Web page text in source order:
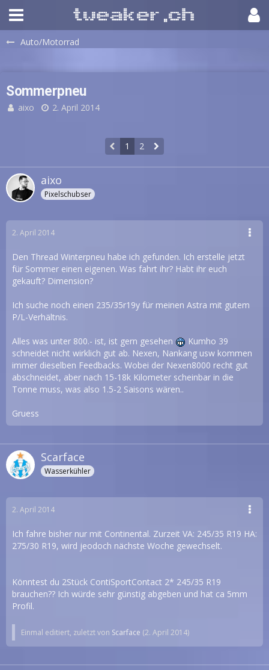
Auto/Motorrad
Sommerpneu
aixo 2. April 2014
1 2
aixo
Pixelschubser
2. April 2014
Den Thread Winterpneu habe ich gefunden. Ich erstelle jetzt
für Sommer einen eigenen. Was fahrt ihr? Habt ihr euch
gekauft? Dimension?
Ich suche noch einen 235/35r19y für meinen Astra mit gutem
P/L-Verhältnis.
Alles was unter 800.- ist, ist gern gesehen
Kumho 39
schneidet nicht wirklich gut ab. Nexen, Nankang usw kommen
immer dieselben Feedbacks. Wobei der Nexen8000 recht gut
abschneidet, aber nach 15-18k Kilometer scheinbar in die
Tonne muss, was also 1.5-2 Saisons wären..
Gruess
Scarface
Wasserkühler
2. April 2014
Ich fahre bisher nur mit Continental. Zurzeit VA: 245/35 R19 HA:
275/30 R19, wird jeodoch nächste Woche gewechselt.
Könntest du 2Stück ContiSportContact 2* 245/35 R19
brauchen?? Ich würde sehr günstig abgeben und hat ca 5mm
Profil.
Einmal editiert, zuletzt von Scarface (2. April 2014)